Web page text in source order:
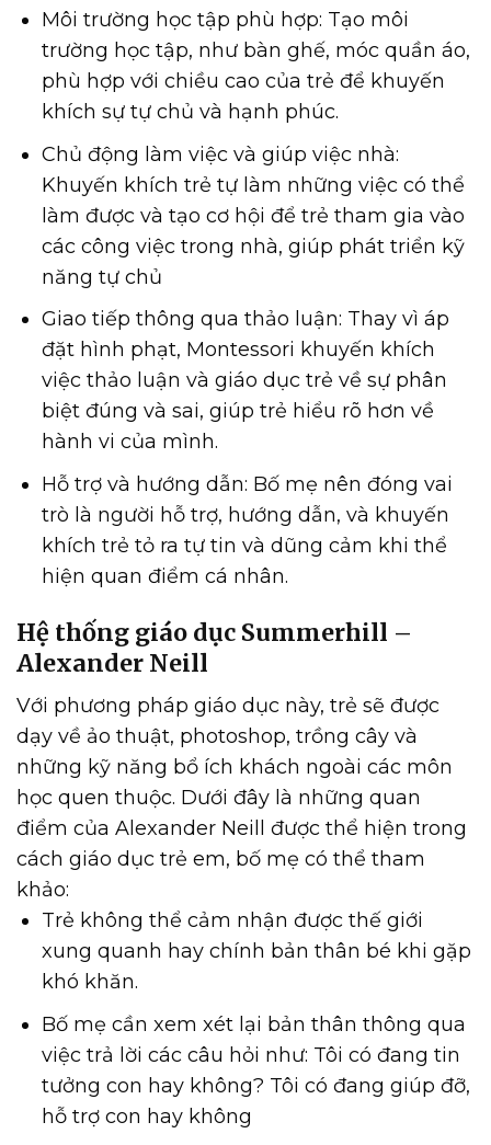
Môi trường học tập phù hợp: Tạo môi
trường học tập, như bàn ghế, móc quần áo,
phù hợp với chiều cao của trẻ để khuyến
khích sự tự chủ và hạnh phúc.
Chủ động làm việc và giúp việc nhà:
Khuyến khích trẻ tự làm những việc có thể
làm được và tạo cơ hội để trẻ tham gia vào
các công việc trong nhà, giúp phát triển kỹ
năng tự chủ
Giao tiếp thông qua thảo luận: Thay vì áp
đặt hình phạt, Montessori khuyến khích
việc thảo luận và giáo dục trẻ về sự phân
biệt đúng và sai, giúp trẻ hiểu rõ hơn về
hành vi của mình.
Hỗ trợ và hướng dẫn: Bố mẹ nên đóng vai
trò là người hỗ trợ, hướng dẫn, và khuyến
khích trẻ tỏ ra tự tin và dũng cảm khi thể
hiện quan điểm cá nhân.
Hệ thống giáo dục Summerhill –
Alexander Neill
Với phương pháp giáo dục này, trẻ sẽ được
dạy về ảo thuật, photoshop, trồng cây và
những kỹ năng bổ ích khách ngoài các môn
học quen thuộc. Dưới đây là những quan
điểm của Alexander Neill được thể hiện trong
cách giáo dục trẻ em, bố mẹ có thể tham
khảo:
Trẻ không thể cảm nhận được thế giới
xung quanh hay chính bản thân bé khi gặp
khó khăn.
Bố mẹ cần xem xét lại bản thân thông qua
việc trả lời các câu hỏi như: Tôi có đang tin
tưởng con hay không? Tôi có đang giúp đỡ,
hỗ trợ con hay không